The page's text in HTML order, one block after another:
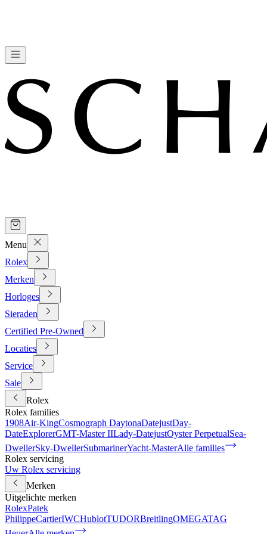
Menu
Rolex
Merken
Horloges
Sieraden
Certified Pre-Owned
Locaties
Service
Sale
Rolex
Rolex families
1908Air-KingCosmograph DaytonaDatejustDay-
DateExplorerGMT-Master IILady-DatejustOyster PerpetualSea-
DwellerSky-DwellerSubmarinerYacht-MasterAlle families
Rolex servicing
Uw Rolex servicing
Merken
Uitgelichte merken
RolexPatek
PhilippeCartierIWCHublotTUDORBreitlingOMEGATAG